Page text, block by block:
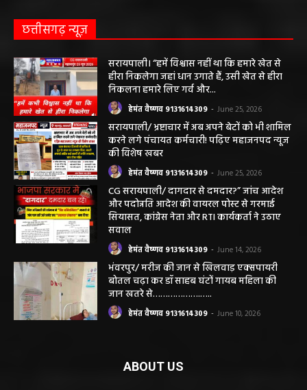
छत्तीसगढ़ न्यूज़
सरायपाली। “हमें विश्वास नहीं था कि हमारे खेत से
हीरा निकलेगा जहां धान उगाते हैं, उसी खेत से हीरा
निकलना हमारे लिए गर्व और...
हेमंत वैष्णव 9131614309 - June 25, 2026
सरायपाली/ भ्रष्टाचार में अब अपने बेटों को भी शामिल
करने लगे पंचायत कर्मचारी! पढ़िए महाजनपद न्यूज
की विशेष खबर
हेमंत वैष्णव 9131614309 - June 25, 2026
CG सरायपाली/ दागदार से दमदार?” जांच आदेश
और पदोन्नति आदेश की वायरल पोस्ट से गरमाई
सियासत, कांग्रेस नेता और RTI कार्यकर्ता ने उठाए
सवाल
हेमंत वैष्णव 9131614309 - June 14, 2026
भंवरपुर/ मरीज की जान से खिलवाड़ एक्सपायरी
बोतल चढ़ा कर डॉ साहब घंटों गायब महिला की
जान खतरे से……………….…..
हेमंत वैष्णव 9131614309 - June 10, 2026
ABOUT US